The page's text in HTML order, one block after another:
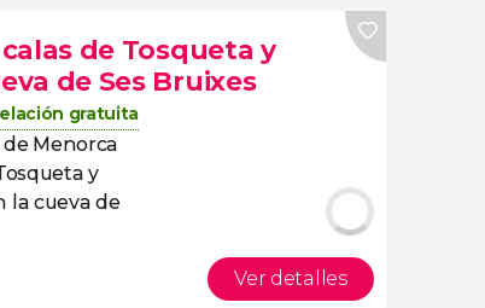
de Tosqueta y
de Ses Bruixes
gratuita
Menorca
y
la cueva de
Ver detalles